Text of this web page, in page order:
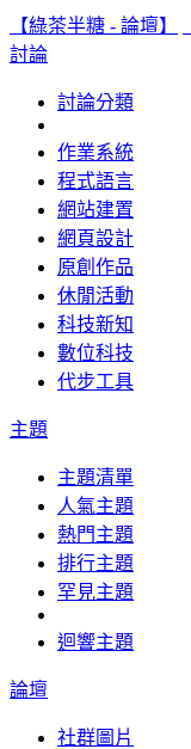
【綠茶半糖 - 論壇】
討論
討論分類
作業系統
程式語言
網站建置
網頁設計
原創作品
休閒活動
科技新知
數位科技
代步工具
主題
主題清單
人氣主題
熱門主題
排行主題
罕見主題
迴響主題
論壇
社群圖片